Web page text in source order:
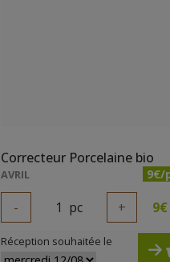
Correcteur Porcelaine bio
AVRIL 9€/
- 1 pc + 9€
Réception souhaitée le